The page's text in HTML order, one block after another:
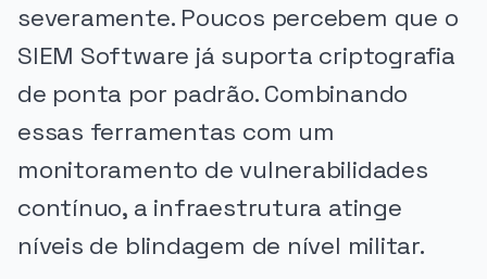
severamente. Poucos percebem que o
SIEM Software já suporta criptografia
de ponta por padrão. Combinando
essas ferramentas com um
monitoramento de vulnerabilidades
contínuo, a infraestrutura atinge
níveis de blindagem de nível militar.